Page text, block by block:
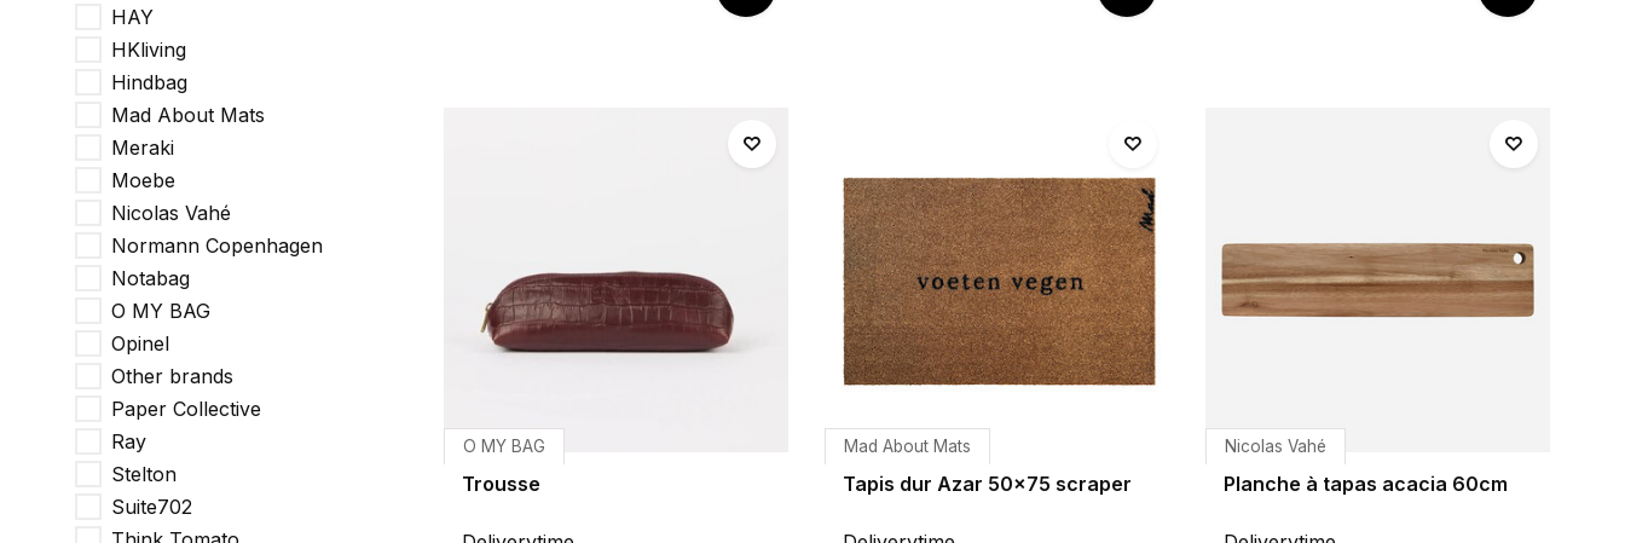
HAY
HKliving
Hindbag
Mad About Mats
Meraki
Moebe
Nicolas Vahé
Normann Copenhagen
Notabag
O MY BAG
Opinel
Other brands
Paper Collective
Ray
Stelton
Suite702
O MY BAG
Trousse
Mad About Mats
Tapis dur Azar 50x75 scraper
Nicolas Vahé
Planche à tapas acacia 60cm